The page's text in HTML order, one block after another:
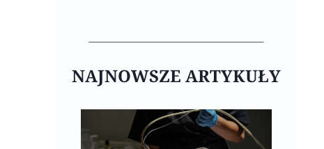
NAJNOWSZE ARTYKUŁY